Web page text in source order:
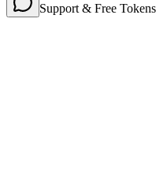
Support & Free Tokens